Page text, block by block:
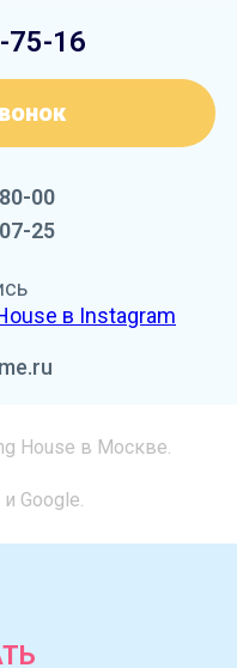
75-16
00
25
House в Москве.
Google.